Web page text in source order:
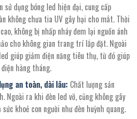
sử dụng bóng led hiện đại, cung cấp
không chưa tia UV gây hại cho mắt. Thời
không bị nhấp nháy đem lại nguồn ánh
cho không gian trang trí lắp đặt. Ngoài
giúp giảm điện năng tiêu thụ, từ đó giúp
hàng tháng.
an toàn, dài lâu: Chất lượng sản
Ngoài ra khi đèn led vỡ, cũng không gây
khoẻ con người như đèn huỳnh quang.